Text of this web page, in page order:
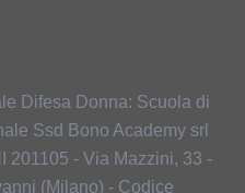
Difesa Donna: Scuola di
Ssd Bono Academy srl
201105 - Via Mazzini, 33 -
(Milano) - Codice